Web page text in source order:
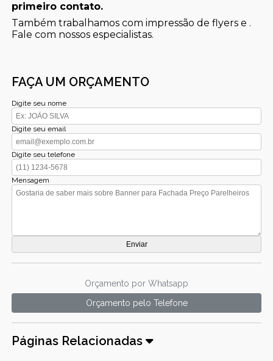
primeiro contato.
Também trabalhamos com impressão de flyers e .
Fale com nossos especialistas.
FAÇA UM ORÇAMENTO
Digite seu nome
Digite seu email
Digite seu telefone
Mensagem
Orçamento por Whatsapp
Orçamento pelo Telefone
Páginas Relacionadas